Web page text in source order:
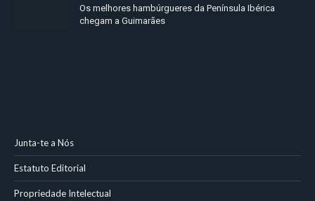
Os melhores hambúrgueres da Península Ibérica
chegam a Guimarães
Junta-te a Nós
Estatuto Editorial
Propriedade Intelectual